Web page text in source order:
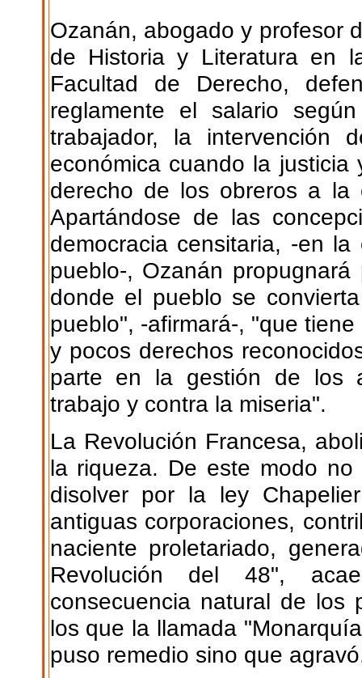
Ozanán, abogado y profesor
de Historia y Literatura en
Facultad de Derecho,
reglamente el salario
trabajador, la intervención
económica cuando la
derecho de los obreros a la
Apartándose de las
democracia censitaria, -en
pueblo-, Ozanán
donde el pueblo se
pueblo", -afirmará-, "que
y pocos derechos
parte en la gestión de los
trabajo y contra la miseria".
La Revolución Francesa,
la riqueza. De este modo
disolver por la ley
antiguas corporaciones,
naciente proletariado,
Revolución del 48",
consecuencia natural de los
los que la llamada
puso remedio sino que